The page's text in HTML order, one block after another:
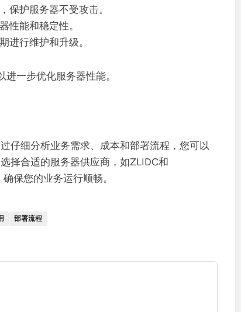
保护服务器不受攻击。
性能和稳定性。
进行维护和升级。
一步优化服务器性能。
仔细分析业务需求、成本和部署流程，您可以
择合适的服务器供应商，如ZLIDC和
保您的业务运行顺畅。
部署流程